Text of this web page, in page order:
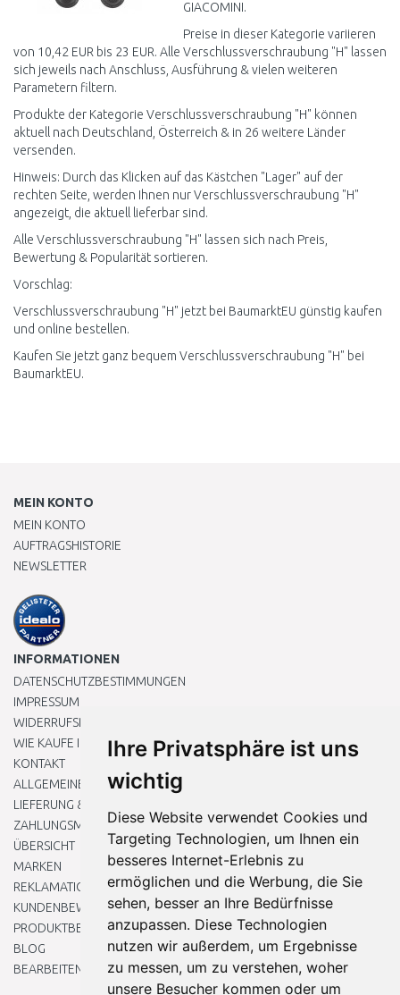
Ihre Privatsphäre ist uns
wichtig
Diese Website verwendet Cookies und
Targeting Technologien, um Ihnen ein
besseres Internet-Erlebnis zu
ermöglichen und die Werbung, die Sie
sehen, besser an Ihre Bedürfnisse
anzupassen. Diese Technologien
nutzen wir außerdem, um Ergebnisse
zu messen, um zu verstehen, woher
unsere Besucher kommen oder um
GIACOMINI.
Preise in dieser Kategorie variieren
von 10,42 EUR bis 23 EUR. Alle Verschlussverschraubung "H" lassen
sich jeweils nach Anschluss, Ausführung & vielen weiteren
Parametern filtern.
Produkte der Kategorie Verschlussverschraubung "H" können
aktuell nach Deutschland, Österreich & in 26 weitere Länder
versenden.
Hinweis: Durch das Klicken auf das Kästchen "Lager" auf der
rechten Seite, werden Ihnen nur Verschlussverschraubung "H"
angezeigt, die aktuell lieferbar sind.
Alle Verschlussverschraubung "H" lassen sich nach Preis,
Bewertung & Popularität sortieren.
Vorschlag:
Verschlussverschraubung "H" jetzt bei BaumarktEU günstig kaufen
und online bestellen.
Kaufen Sie jetzt ganz bequem Verschlussverschraubung "H" bei
BaumarktEU.
MEIN KONTO
MEIN KONTO
AUFTRAGSHISTORIE
NEWSLETTER
INFORMATIONEN
DATENSCHUTZBESTIMMUNGEN
IMPRESSUM
WIDERRUFSRECHT
WIE KAUFE ICH EIN?
KONTAKT
ALLGEMEINEN GESCHÄFTSBEDINGUNGEN
LIEFERUNG & ZAHLUNG
ZAHLUNGSMETHODEN
ÜBERSICHT
MARKEN
REKLAMATIONEN UND RETOUREN
KUNDENBEWERTUNG
PRODUKTBEWERTUNG
BLOG
BEARBEITEN SIE MEINE COOKIE-EINSTELLUNGEN